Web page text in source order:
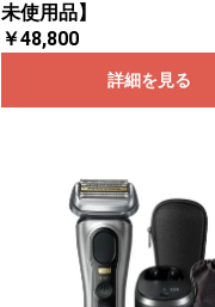
未使用品】
￥48,800
詳細を見る